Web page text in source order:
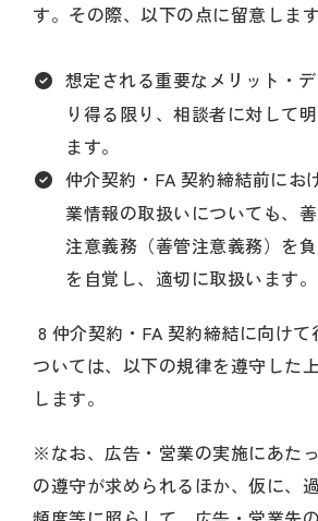
す。その際、以下の点に留意します
想定される重要なメリット・
り得る限り、相談者に対して
ます。
仲介契約・FA 契約締結前にお
業情報の取扱いについても、
注意義務（善管注意義務）を
を自覚し、適切に取扱います。
8 仲介契約・FA 契約締結に向け
ついては、以下の規律を遵守した
します。
※なお、広告・営業の実施にあた
の遵守が求められるほか、仮に、